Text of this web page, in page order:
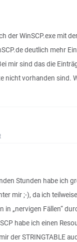
der WinSCP.exe mit
deutlich mehr
mir sind das die
nicht vorhanden sind.
Stunden habe ich
mir ;-), da ich
in „nervigen Fällen“
habe ich einen
der STRINGTABLE